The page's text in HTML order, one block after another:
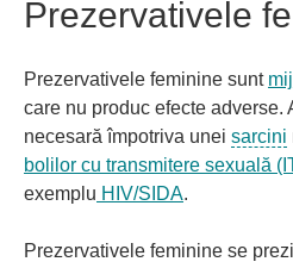
Prezervativele
Prezervativele feminine sunt
care nu produc efecte adverse.
necesară împotriva unei sarcini
bolilor cu transmitere sexuală
exemplu HIV/SIDA.
Prezervativele feminine se